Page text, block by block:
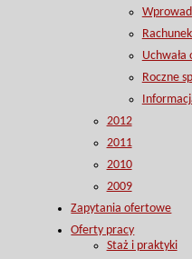
Roczne
2012
2011
2010
2009
Zapytania ofertowe
Oferty pracy
Staż i praktyki